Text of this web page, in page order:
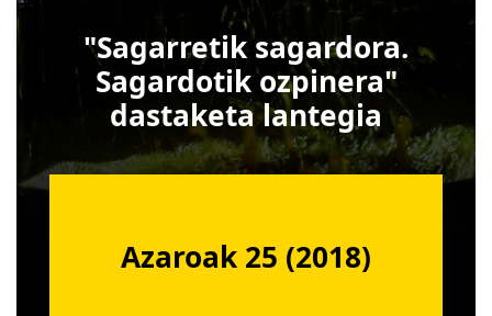
"Sagarretik sagardora.
Sagardotik ozpinera"
dastaketa lantegia
Azaroak 25 (2018)